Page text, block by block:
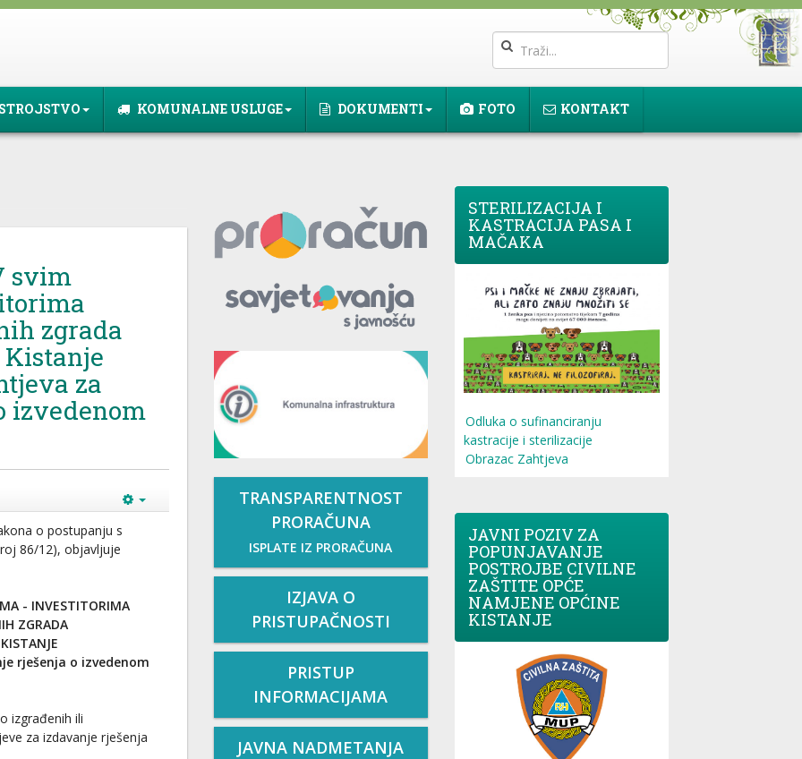
KOMUNALNE USLUGE DOKUMENTI FOTO KONTAKT
svim
zgrada
za
izvedenom
o postupanju s
86/12), objavljuje
- INVESTITORIMA
ZGRADA
rješenja o izvedenom
izgrađenih ili
za izdavanje rješenja
TRANSPARENTNOST
PRORAČUNA
ISPLATE IZ PRORAČUNA
IZJAVA O
PRISTUPAČNOSTI
PRISTUP
INFORMACIJAMA
JAVNA NADMETANJA
STERILIZACIJA I
KASTRACIJA PASA I
MAČAKA
Odluka o sufinanciranju
kastracije i sterilizacije
Obrazac Zahtjeva
JAVNI POZIV ZA
POPUNJAVANJE
POSTROJBE CIVILNE
ZAŠTITE OPĆE
NAMJENE OPĆINE
KISTANJE